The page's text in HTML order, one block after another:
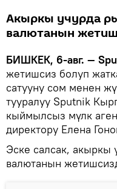
Акыркы учурда
валютанын
БИШКЕК, 6-авг. —
жетишсиз болуп
сатууну сом менен
тууралуу Sputnik
кыймылсыз мүлк
директору Елена
Эске салсак, акыркы
валютанын